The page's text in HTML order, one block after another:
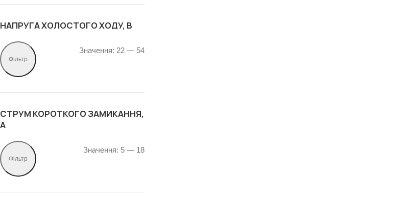
НАПРУГА ХОЛОСТОГО ХОДУ, В
Фільтр
Значення: 22— 54
СТРУМ КОРОТКОГО ЗАМИКАННЯ,
А
Фільтр
Значення: 5— 18